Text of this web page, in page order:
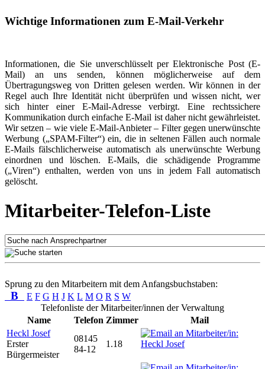
Wichtige Informationen zum E-Mail-Verkehr
Informationen, die Sie unverschlüsselt per Elektronische Post (E-
Mail) an uns senden, können möglicherweise auf dem
Übertragungsweg von Dritten gelesen werden. Wir können in der
Regel auch Ihre Identität nicht überprüfen und wissen nicht, wer
sich hinter einer E-Mail-Adresse verbirgt. Eine rechtssichere
Kommunikation durch einfache E-Mail ist daher nicht gewährleistet.
Wir setzen – wie viele E-Mail-Anbieter – Filter gegen unerwünschte
Werbung („SPAM-Filter“) ein, die in seltenen Fällen auch normale
E-Mails fälschlicherweise automatisch als unerwünschte Werbung
einordnen und löschen. E-Mails, die schädigende Programme
(„Viren“) enthalten, werden von uns in jedem Fall automatisch
gelöscht.
Mitarbeiter-Telefon-Liste
Sprung zu den Mitarbeitern mit dem Anfangsbuchstaben:
B E F G H J K L M O R S W
Telefonliste der Mitarbeiter/innen der Verwaltung
Name
Telefon Zimmer
Mail
Heckl Josef
Erster
Bürgermeister
08145
84-12
1.18